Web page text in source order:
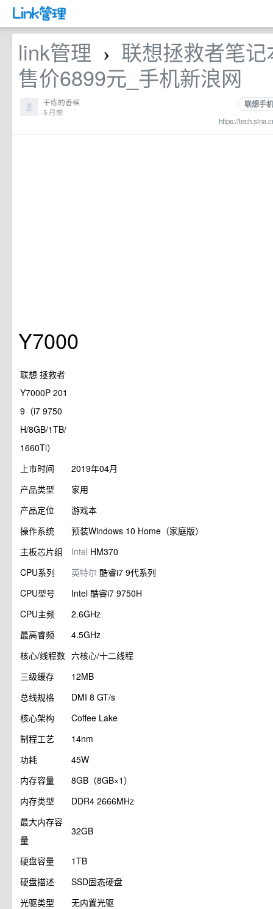
link管理 › 联想拯救者笔
售价6899元_手机新浪网
联想手机
https://
干练的香槟
5 月前
Y7000
联想 拯救者
Y7000P 201
9（i7 9750
H/8GB/1TB/
1660Ti）
上市时间
2019年04月
产品类型
家用
产品定位
游戏本
操作系统
预装Windows 10 Home（家庭版）
主板芯片组
Intel HM370
CPU系列
英特尔 酷睿i7 9代系列
CPU型号
Intel 酷睿i7 9750H
CPU主频
2.6GHz
最高睿频
4.5GHz
核心/线程数 六核心/十二线程
三级缓存
12MB
总线规格
DMI 8 GT/s
核心架构
Coffee Lake
制程工艺
14nm
功耗
45W
内存容量
8GB（8GB×1）
内存类型
DDR4 2666MHz
最大内存容
量
32GB
硬盘容量
1TB
硬盘描述
SSD固态硬盘
光驱类型
无内置光驱